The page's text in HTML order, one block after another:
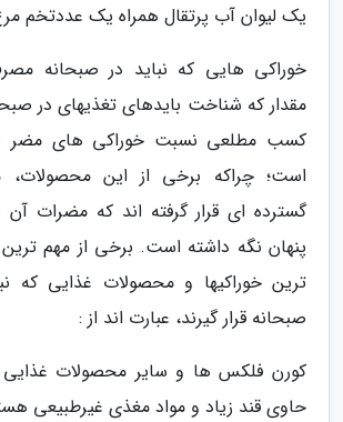
یک لیوان آب پرتقال همراه یک عددتخم
خوراکی­ هایی که نباید در صبحانه
مقدار که شناخت بایدهای تغذیه­ای در
کسب مطلعی نسبت خوراکی ­های مضر
است؛ چراکه برخی از این محصولات،
گسترده ­ای قرار گرفته­ اند که مضرات
ترین خوراکی­ها و محصولات غذایی که
صبحانه قرار گیرند، عبارت­ اند از :
کورن­ فلکس ­ها و سایر محصولات غذایی
حاوی قند زیاد و مواد مغذی غیرطبیعی